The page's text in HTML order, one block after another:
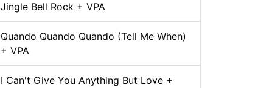
Jingle Bell Rock + VPA
Quando Quando Quando (Tell Me When)
+ VPA
I Can't Give You Anything But Love +